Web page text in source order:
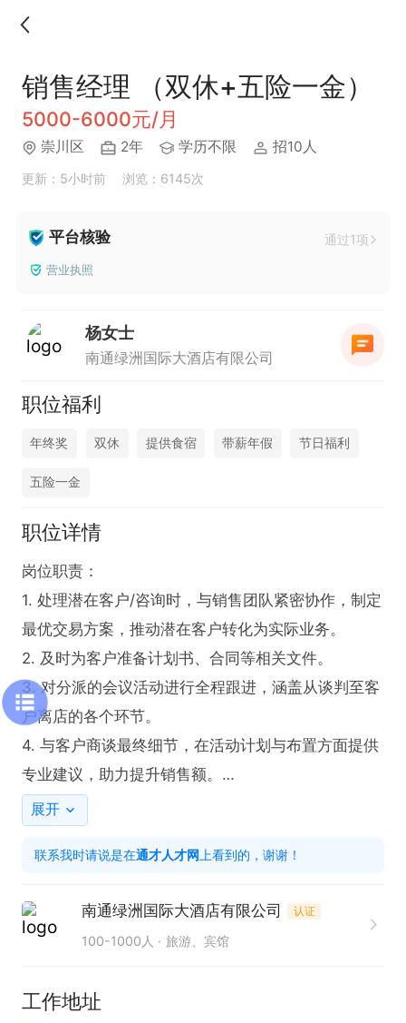
销售经理 （双休+五险一金）
5000-6000元/月
崇川区 2年 学历不限 招10人
更新：5小时前 浏览：6145次
平台核验 通过1项
营业执照
杨女士
南通绿洲国际大酒店有限公司
职位福利
年终奖 双休 提供食宿 带薪年假 节日福利
五险一金
职位详情
岗位职责：
1. 处理潜在客户/咨询时，与销售团队紧密协作，制定
最优交易方案，推动潜在客户转化为实际业务。
2. 及时为客户准备计划书、合同等相关文件。
3. 对分派的会议活动进行全程跟进，涵盖从谈判至客
户离店的各个环节。
4. 与客户商谈最终细节，在活动计划与布置方面提供
专业建议，助力提升销售额。
5. 确保与客户及酒店各部门之间信息有效沟通，及时
分发团队信息，如宴会通知单、团队摘要等，并在会
议组织者有需求或紧急需求时，与各部门做好沟通协
6. 致力于让活动组织者和客户在酒店期间对酒店服务
感到满意。
任职要求：
展开
联系我时请说是在通才人才网 上看到的，谢谢！
南通绿洲国际大酒店有限公司 认证
100-1000人 旅游、宾馆
工作地址